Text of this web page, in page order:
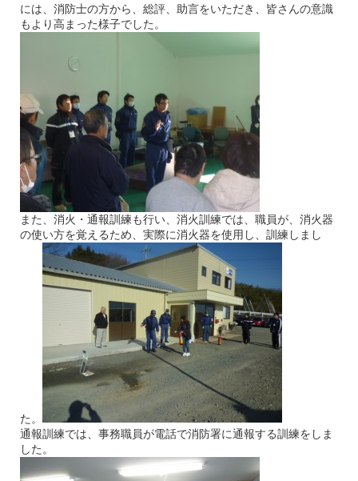
には、消防士の方から、総評、助言をいただき、皆さんの意識
もより高まった様子でした。
また、消火・通報訓練も行い、消火訓練では、職員が、消火器
の使い方を覚えるため、実際に消火器を使用し、訓練しまし
た。
通報訓練では、事務職員が電話で消防署に通報する訓練をしま
した。